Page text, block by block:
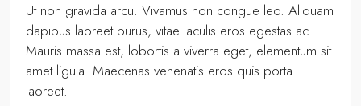
Ut non gravida arcu. Vivamus non congue leo. Aliquam
dapibus laoreet purus, vitae iaculis eros egestas ac.
Mauris massa est, lobortis a viverra eget, elementum sit
amet ligula. Maecenas venenatis eros quis porta
laoreet.